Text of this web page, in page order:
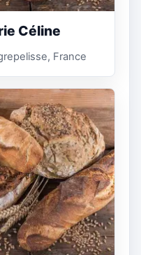
Céline
France